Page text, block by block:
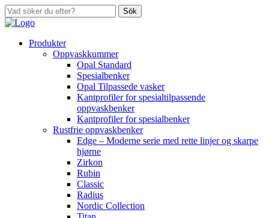
Sök
Produkter
Oppvaskkummer
Opal Standard
Spesialbenker
Opal Tilpassede vasker
Kantprofiler for spesialtilpassende
oppvaskbenker
Kantprofiler for spesialbenker
Rustfrie oppvaskbenker
Edge – Moderne serie med rette linjer og skarpe
hjørne
Zirkon
Rubin
Classic
Radius
Nordic Collection